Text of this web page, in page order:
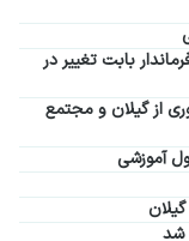
بابت تغییر در
از گیلان و مجتمع
آموزشی
شد